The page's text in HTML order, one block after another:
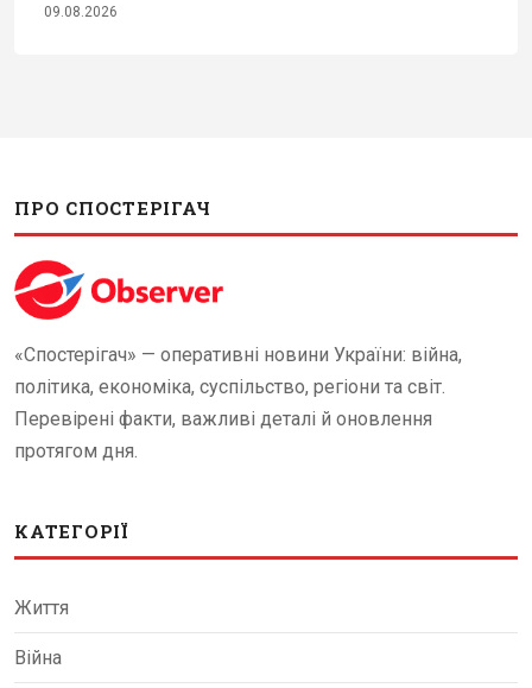
09.08.2026
ПРО СПОСТЕРІГАЧ
«Спостерігач» — оперативні новини України: війна,
політика, економіка, суспільство, регіони та світ.
Перевірені факти, важливі деталі й оновлення
протягом дня.
КАТЕГОРІЇ
Життя
Війна